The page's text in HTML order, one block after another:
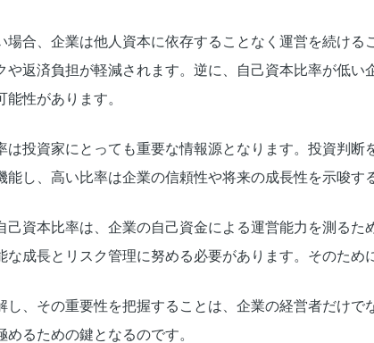
場合、企業は他人資本に依存することなく運営を続け
や返済負担が軽減されます。逆に、自己資本比率が低
性があります。
は投資家にとっても重要な情報源となります。投資判
能し、高い比率は企業の信頼性や将来の成長性を示唆す
己資本比率は、企業の自己資金による運営能力を測る
な成長とリスク管理に努める必要があります。そのため
し、その重要性を把握することは、企業の経営者だけ
めるための鍵となるのです。